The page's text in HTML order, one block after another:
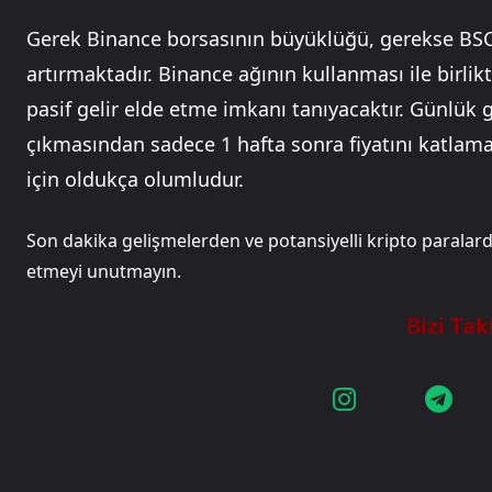
Gerek Binance borsasının büyüklüğü, gerekse
artırmaktadır. Binance ağının kullanması ile
pasif gelir elde etme imkanı tanıyacaktır.
çıkmasından sadece 1 hafta sonra fiyatını
için oldukça olumludur.
Son dakika gelişmelerden ve potansiyelli kripto
etmeyi unutmayın.